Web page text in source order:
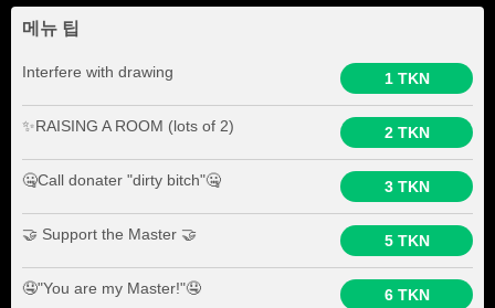
메뉴 팁
Interfere with drawing 1 TKN
✨RAISING A ROOM (lots of 2) 2 TKN
🤐Call donater "dirty bitch"🤐 3 TKN
🤝 Support the Master 🤝 5 TKN
🤤"You are my Master!"🤤 6 TKN